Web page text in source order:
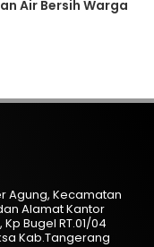
Air Bersih Warga
Agung, Kecamatan
Alamat Kantor
Bugel RT.01/04
Kab.Tangerang